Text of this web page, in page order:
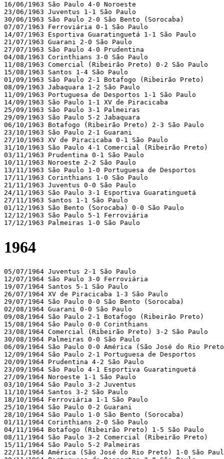
16/06/1963 São Paulo 4-0 Noroeste
23/06/1963 Juventus 1-1 São Paulo
30/06/1963 São Paulo 2-0 São Bento (Sorocaba)
07/07/1963 Ferroviária 0-1 São Paulo
14/07/1963 Esportiva Guaratinguetá 1-1 São Paulo
21/07/1963 Guarani 2-0 São Paulo
27/07/1963 São Paulo 4-0 Prudentina
04/08/1963 Corinthians 3-0 São Paulo
11/08/1963 Comercial (Ribeirão Preto) 0-2 São Paulo
15/08/1963 Santos 1-4 São Paulo
01/09/1963 São Paulo 2-1 Botafogo (Ribeirão Preto)
08/09/1963 Jabaquara 1-2 São Paulo
11/09/1963 Portuguesa de Desportos 1-1 São Paulo
14/09/1963 São Paulo 1-1 XV de Piracicaba
25/09/1963 São Paulo 3-1 Palmeiras
29/09/1963 São Paulo 5-2 Jabaquara
06/10/1963 Botafogo (Ribeirão Preto) 2-3 São Paulo
23/10/1963 São Paulo 2-1 Guarani
27/10/1963 XV de Piracicaba 0-1 São Paulo
31/10/1963 São Paulo 4-1 Comercial (Ribeirão Preto)
03/11/1963 Prudentina 0-1 São Paulo
10/11/1963 Noroeste 2-2 São Paulo
13/11/1963 São Paulo 1-0 Portuguesa de Desportos
17/11/1963 Corinthians 1-0 São Paulo
21/11/1963 Juventus 0-0 São Paulo
24/11/1963 São Paulo 3-1 Esportiva Guaratinguetá
27/11/1963 Santos 1-1 São Paulo
01/12/1963 São Bento (Sorocaba) 0-0 São Paulo
12/12/1963 São Paulo 5-1 Ferroviária
17/12/1963 Palmeiras 1-0 São Paulo
1964
05/07/1964 Juventus 2-1 São Paulo
12/07/1964 São Paulo 3-0 Ferroviária
19/07/1964 Santos 5-1 São Paulo
26/07/1964 XV de Piracicaba 1-3 São Paulo
29/07/1964 São Paulo 0-0 São Bento (Sorocaba)
02/08/1964 Guarani 0-0 São Paulo
09/08/1964 São Paulo 2-1 Botafogo (Ribeirão Preto)
15/08/1964 São Paulo 0-0 Corinthians
23/08/1964 Comercial (Ribeirão Preto) 3-2 São Paulo
30/08/1964 Palmeiras 0-0 São Paulo
06/09/1964 São Paulo 0-0 América (São José do Rio
12/09/1964 São Paulo 2-1 Portuguesa de Desportos
20/09/1964 Prudentina 4-2 São Paulo
23/09/1964 São Paulo 4-1 Esportiva Guaratinguetá
27/09/1964 Noroeste 1-1 São Paulo
03/10/1964 São Paulo 3-2 Juventus
11/10/1964 Santos 3-2 São Paulo
18/10/1964 Ferroviária 1-1 São Paulo
25/10/1964 São Paulo 0-2 Guarani
28/10/1964 São Paulo 1-0 São Bento (Sorocaba)
01/11/1964 Corinthians 2-0 São Paulo
04/11/1964 Botafogo (Ribeirão Preto) 1-5 São Paulo
08/11/1964 São Paulo 3-2 Comercial (Ribeirão Preto)
15/11/1964 São Paulo 5-2 Palmeiras
22/11/1964 América (São José do Rio Preto) 1-0 São